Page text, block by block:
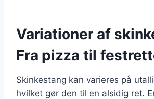
Variationer af
Fra pizza til
Skinkestang kan varieres på
hvilket gør den til en alsidig ret.